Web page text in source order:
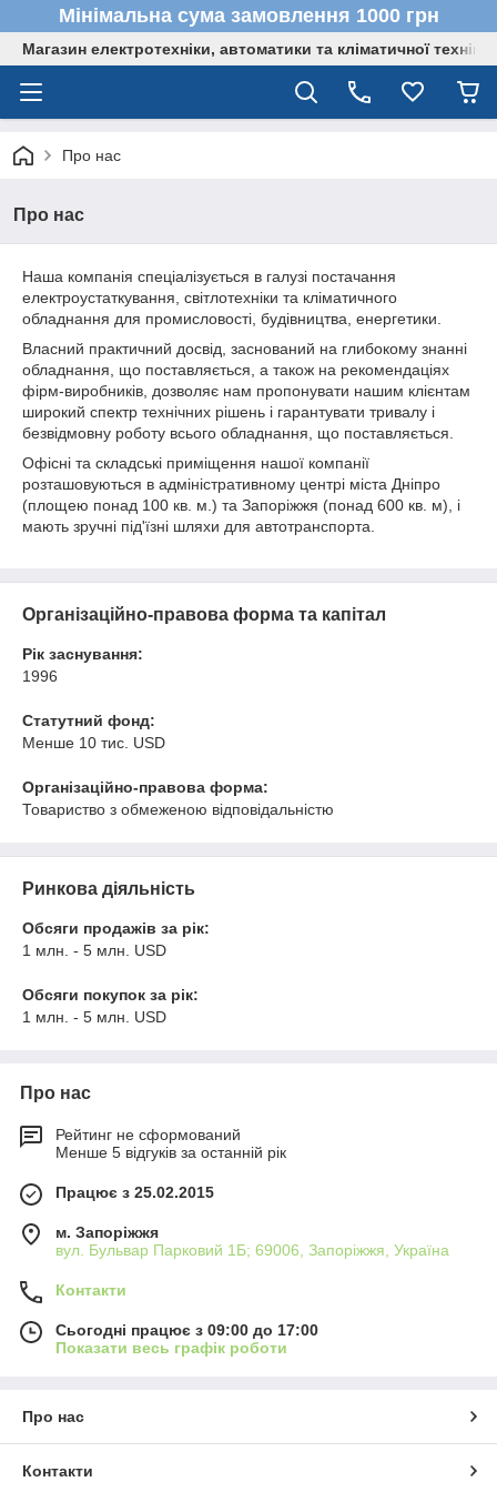
Мінімальна сума замовлення 1000 грн
Магазин електротехніки, автоматики та кліматичної техніки
Про нас
Про нас
Наша компанія спеціалізується в галузі постачання
електроустаткування, світлотехніки та кліматичного
обладнання для промисловості, будівництва, енергетики.
Власний практичний досвід, заснований на глибокому знанні
обладнання, що поставляється, а також на рекомендаціях
фірм-виробників, дозволяє нам пропонувати нашим клієнтам
широкий спектр технічних рішень і гарантувати тривалу і
безвідмовну роботу всього обладнання, що поставляється.
Офісні та складські приміщення нашої компанії
розташовуються в адміністративному центрі міста Дніпро
(площею понад 100 кв. м.) та Запоріжжя (понад 600 кв. м), і
мають зручні під'їзні шляхи для автотранспорта.
Організаційно-правова форма та капітал
Рік заснування:
1996
Статутний фонд:
Менше 10 тис. USD
Організаційно-правова форма:
Товариство з обмеженою відповідальністю
Ринкова діяльність
Обсяги продажів за рік:
1 млн. - 5 млн. USD
Обсяги покупок за рік:
1 млн. - 5 млн. USD
Про нас
Рейтинг не сформований
Менше 5 відгуків за останній рік
Працює з 25.02.2015
м. Запоріжжя
вул. Бульвар Парковий 1Б; 69006, Запоріжжя, Україна
Контакти
Сьогодні працює з 09:00 до 17:00
Показати весь графік роботи
Про нас
Контакти